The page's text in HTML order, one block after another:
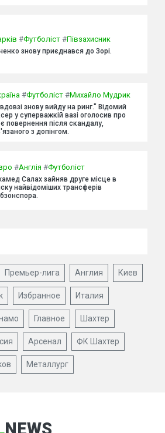
#Футболіст #Півзахисник
знову приєднався до Зорі.
#Футболіст #Михайло Мудрик
знову вийду на ринг." Відомий
у суперважкій вазі оголосив про
повернення після скандалу,
з допінгом.
#Англія #Футболіст
Салах зайняв друге місце в
найвідоміших трансферів
Премьер-лига Англия Киев
Избранное Италия
Главное Шахтер
Арсенал ФК Шахтер
Металлург
NEWS